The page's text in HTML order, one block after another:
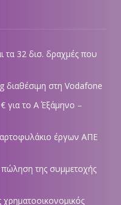
τα 32 δισ. δραχμές που
διαθέσιμη στη Vodafone
για το Α΄ Εξάμηνο –
έργων ΑΠΕ
της συμμετοχής